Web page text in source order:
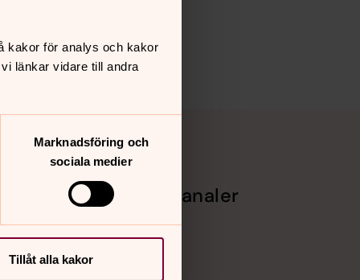
kakor för analys och kakor
länkar vidare till andra
Marknadsföring och
sociala medier
Tillåt alla kakor
Sociala kanaler
Facebook
Instagram